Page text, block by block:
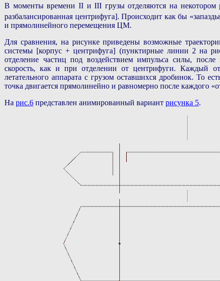
В моменты времени II и III грузы отделяются на некотором
разбалансированная центрифуга]. Происходит как бы
и прямолинейного перемещения ЦМ.
Для сравнения, на рисунке приведены возможные
системы [корпус + центрифуга] (пунктирные линии 2 на
отделение частиц под воздействием импульса силы,
скорость, как и при отделении от центрифуги. Каждый
летательного аппарата с грузом оставшихся дробинок. То
точка двигается прямолинейно и равномерно после каждого
На рис.6 представлен анимированный вариант рисунка 5.